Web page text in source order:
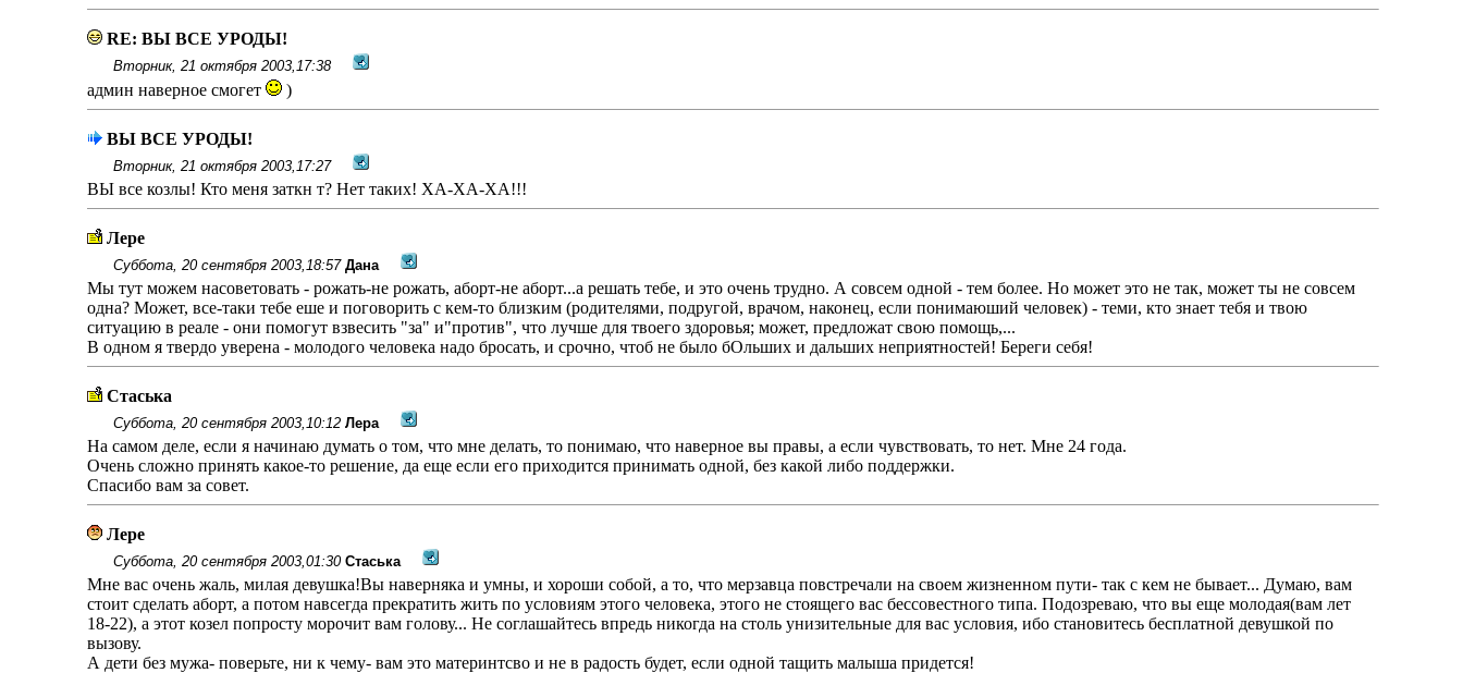
RE: ВЫ ВСЕ УРОДЫ!
Вторник, 21 октября 2003,17:38
админ наверное смогет )
ВЫ ВСЕ УРОДЫ!
Вторник, 21 октября 2003,17:27
ВЫ все козлы! Кто меня заткн т? Нет таких! ХА-ХА-ХА!!!
Лере
Суббота, 20 сентября 2003,18:57 Дана
Мы тут можем насоветовать - рожать-не рожать, аборт-не аборт...а решать тебе, и это очень трудно. А совсем одной - тем более. Но может это не так, может ты не совсем
одна? Может, все-таки тебе еше и поговорить с кем-то близким (родителями, подругой, врачом, наконец, если понимаюший человек) - теми, кто знает тебя и твою
ситуацию в реале - они помогут взвесить "за" и"против", что лучше для твоего здоровья; может, предложат свою помощь,...
В одном я твердо уверена - молодого человека надо бросать, и срочно, чтоб не было бОльших и дальших неприятностей! Береги себя!
Стаська
Суббота, 20 сентября 2003,10:12 Лера
На самом деле, если я начинаю думать о том, что мне делать, то понимаю, что наверное вы правы, а если чувствовать, то нет. Мне 24 года.
Очень сложно принять какое-то решение, да еще если его приходится принимать одной, без какой либо поддержки.
Спасибо вам за совет.
Лере
Суббота, 20 сентября 2003,01:30 Стаська
Мне вас очень жаль, милая девушка!Вы наверняка и умны, и хороши собой, а то, что мерзавца повстречали на своем жизненном пути- так с кем не бывает... Думаю, вам
стоит сделать аборт, а потом навсегда прекратить жить по условиям этого человека, этого не стоящего вас бессовестного типа. Подозреваю, что вы еще молодая(вам лет
18-22), а этот козел попросту морочит вам голову... Не соглашайтесь впредь никогда на столь унизительные для вас условия, ибо становитесь бесплатной девушкой по
вызову.
А дети без мужа- поверьте, ни к чему- вам это материнтсво и не в радость будет, если одной тащить малыша придется!